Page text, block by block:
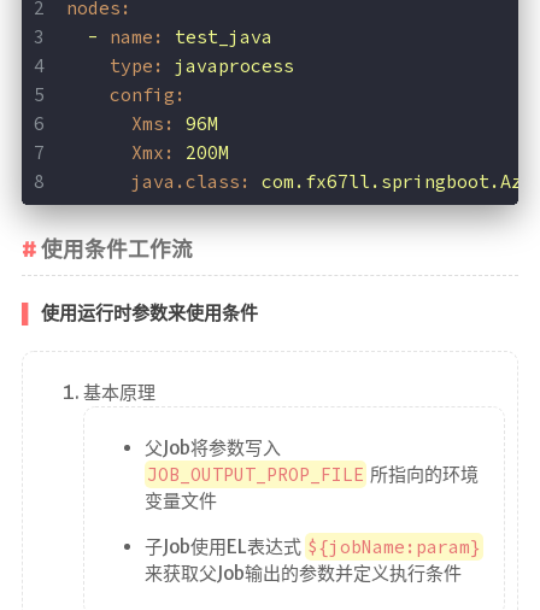
nodes:
-
name:
test_java
type:
javaprocess
config:
Xms:
96M
Xmx:
200M
java.class:
使用条件工作流
使用运行时参数来使用条件
基本原理
父Job将参数写入
JOB_OUTPUT_PROP_FILE 所指向的环境
变量文件
子Job使用EL表达式 ${jobName:param}
来获取父Job输出的参数并定义执行条件